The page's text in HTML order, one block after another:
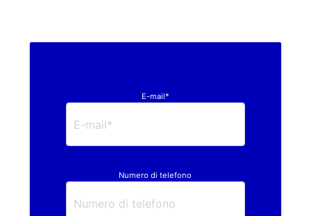
E-mail*
Numero di telefono